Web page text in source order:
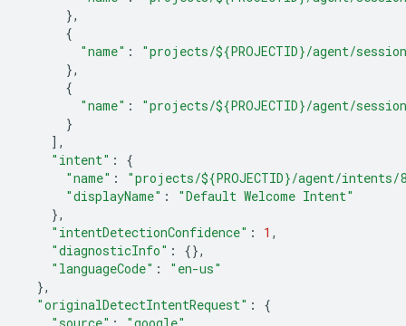
},
{
"name" :
"projects/${PROJECTID}/agent/
},
{
"name" :
"projects/${PROJECTID}/agent/
}
],
"intent" :
{
"name" :
"projects/${PROJECTID}/agent/intents/
"displayName" :
"Default Welcome Intent"
},
"intentDetectionConfidence" : 1 ,
"diagnosticInfo" :
{},
"languageCode" :
"en-us"
},
"originalDetectIntentRequest" :
{